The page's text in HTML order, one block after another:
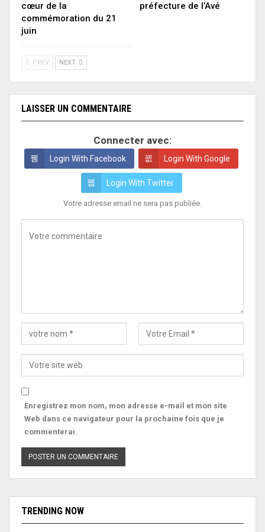
cœur de la
commémoration du 21
juin
préfecture de l’Avé
PREV NEXT
LAISSER UN COMMENTAIRE
Connecter avec:
Login With Facebook Login With Google
Login With Twitter
Votre adresse email ne sera pas publiée.
Enregistrez mon nom, mon adresse e-mail et mon site
Web dans ce navigateur pour la prochaine fois que je
commenterai.
TRENDING NOW